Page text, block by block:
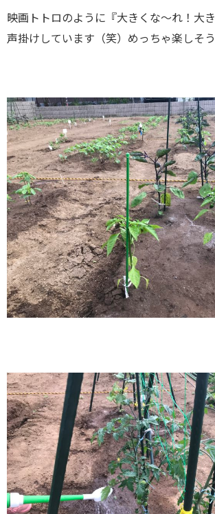
映画トトロのように『大きくな〜れ！大
声掛けしています（笑）めっちゃ楽しそう